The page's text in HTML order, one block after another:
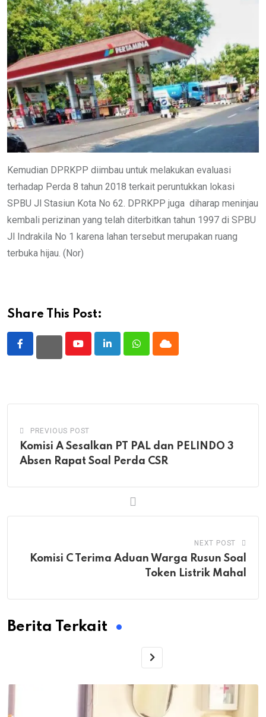
Kemudian DPRKPP diimbau untuk melakukan evaluasi
terhadap Perda 8 tahun 2018 terkait peruntukkan lokasi
SPBU Jl Stasiun Kota No 62. DPRKPP juga diharap meninjau
kembali perizinan yang telah diterbitkan tahun 1997 di SPBU
Jl Indrakila No 1 karena lahan tersebut merupakan ruang
terbuka hijau. (Nor)
Share This Post:
YoutubeLinkedInWhatsappCloud
PREVIOUS POST
Komisi A Sesalkan PT PAL dan PELINDO 3
Absen Rapat Soal Perda CSR
NEXT POST
Komisi C Terima Aduan Warga Rusun Soal
Token Listrik Mahal
Berita Terkait